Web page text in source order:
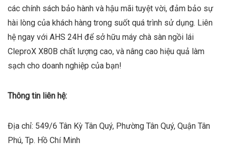
các chính sách bảo hành và hậu mãi tuyệt vời, đảm bảo sự
hài lòng của khách hàng trong suốt quá trình sử dụng. Liên
hệ ngay với AHS 24H để sở hữu máy chà sàn ngồi lái
CleproX X80B chất lượng cao, và nâng cao hiệu quả làm
sạch cho doanh nghiệp của bạn!
Thông tin liên hệ:
Địa chỉ: 549/6 Tân Kỳ Tân Quý, Phường Tân Quý, Quận Tân
Phú, Tp. Hồ Chí Minh